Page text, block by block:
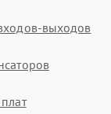
выходов